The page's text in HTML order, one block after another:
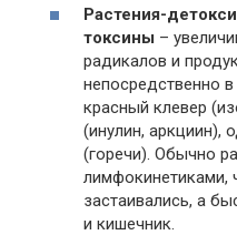
Растения-
токсины –
радикалов и
непосредственно
красный клевер
(инулин, аркциин),
(горечи). Обычно
лимфокинетиками,
застаивались, а
и кишечник.